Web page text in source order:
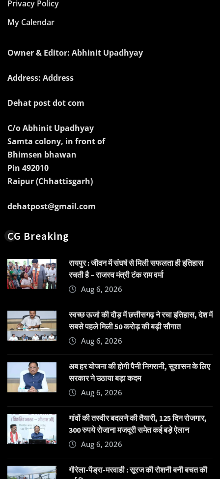
Privacy Policy
My Calendar
Owner & Editor: Abhinit Upadhyay
Address: Address
Dehat post dot com
C/o Abhinit Upadhyay
Samta colony, in front of
Bhimsen bhawan
Pin 492010
Raipur (Chhattisgarh)
dehatpost@gmail.com
CG Breaking
रायपुर : जीवन में संघर्ष से मिली सफलता ही इतिहास
रचती है – राजस्व मंत्री टंक राम वर्मा
Aug 6, 2026
स्वच्छ ऊर्जा की दौड़ में छत्तीसगढ़ ने रचा इतिहास, देश में
सबसे पहले मिली 50 करोड़ की बड़ी सौगात
Aug 6, 2026
अब हर योजना की होगी पैनी निगरानी, सुशासन के लिए
सरकार ने उठाया बड़ा कदम
Aug 6, 2026
गांवों की तस्वीर बदलने की तैयारी, 125 दिन रोजगार,
300 रुपये रोजाना मजदूरी समेत कई बड़े ऐलान
Aug 6, 2026
गौरेला-पेंड्रा-मरवाही : सूरज की रोशनी बनी बचत की